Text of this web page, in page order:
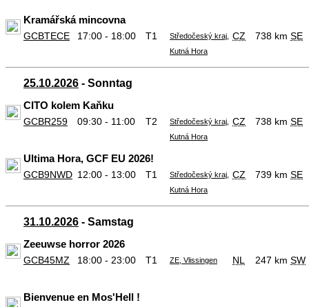
Kramářská mincovna
GCBTECE 17:00 - 18:00 T1
Středočeský kraj,
Kutná Hora
CZ 738 km SE
25.10.2026 - Sonntag
CITO kolem Kaňku
GCBR259 09:30 - 11:00 T2
Středočeský kraj,
Kutná Hora
CZ 738 km SE
Ultima Hora, GCF EU 2026!
GCB9NWD 12:00 - 13:00 T1
Středočeský kraj,
Kutná Hora
CZ 739 km SE
31.10.2026 - Samstag
Zeeuwse horror 2026
GCB45MZ 18:00 - 23:00 T1 ZE, Vlissingen NL 247 km SW
Bienvenue en Mos'Hell !